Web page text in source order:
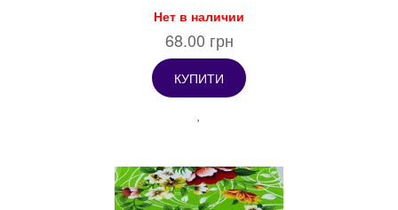
Нет в наличии
68.00 грн
КУПИТИ